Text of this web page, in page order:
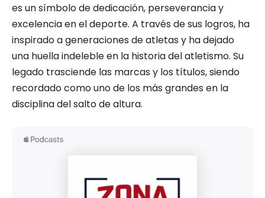
es un símbolo de dedicación, perseverancia y
excelencia en el deporte. A través de sus logros, ha
inspirado a generaciones de atletas y ha dejado
una huella indeleble en la historia del atletismo. Su
legado trasciende las marcas y los títulos, siendo
recordado como uno de los más grandes en la
disciplina del salto de altura.